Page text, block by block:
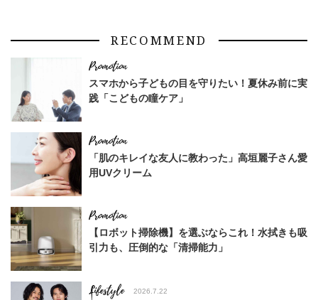
RECOMMEND
スマホから子どもの目を守りたい！夏休み前に実
践「こどもの瞳ケア」
「肌のキレイな友人に教わった」高垣麗子さん愛
用UVクリーム
【ロボット掃除機】を選ぶならこれ！水拭きも吸
引力も、圧倒的な「清掃能力」
Lifestyle 2026.7.22